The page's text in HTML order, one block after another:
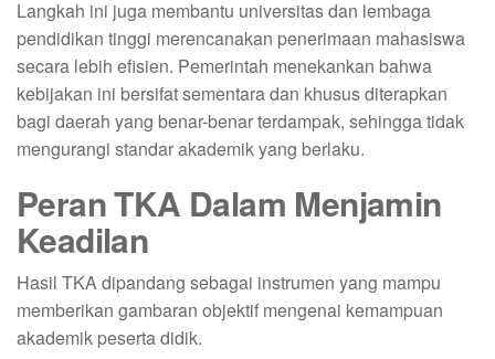
Langkah ini juga membantu universitas dan lembaga
pendidikan tinggi merencanakan penerimaan mahasiswa
secara lebih efisien. Pemerintah menekankan bahwa
kebijakan ini bersifat sementara dan khusus diterapkan
bagi daerah yang benar-benar terdampak, sehingga tidak
mengurangi standar akademik yang berlaku.
Peran TKA Dalam Menjamin
Keadilan
Hasil TKA dipandang sebagai instrumen yang mampu
memberikan gambaran objektif mengenai kemampuan
akademik peserta didik.